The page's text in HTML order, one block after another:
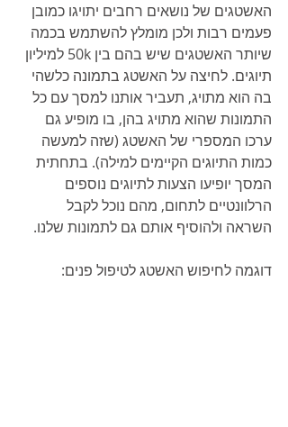
האשטגים של נושאים רחבים יתויגו כמובן
פעמים רבות ולכן מומלץ להשתמש בכמה
שיותר האשטגים שיש בהם בין 50k למיליון
תיוגים. לחיצה על האשטג בתמונה כלשהי
בה הוא מתויג, תעביר אותנו למסך עם כל
התמונות שהוא מתויג בהן, בו מופיע גם
ערכו המספרי של האשטג (שזה למעשה
כמות התיוגים הקיימים למילה). בתחתית
המסך יופיעו הצעות לתיוגים נוספים
הרלוונטיים לתחום, מהם נוכל לקבל
השראה ולהוסיף אותם גם לתמונות שלנו.
דוגמה לחיפוש האשטג לטיפול פנים: